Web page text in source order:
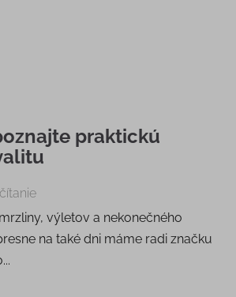
praktickú
výletov a nekonečného
na také dni máme radi značku